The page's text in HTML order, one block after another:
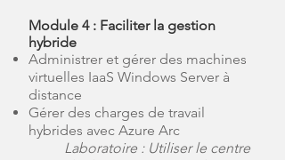
Module 4 : Faciliter la gestion
hybride
Administrer et gérer des machines
virtuelles IaaS Windows Server à
distance
Gérer des charges de travail
hybrides avec Azure Arc
Laboratoire : Utiliser le centre